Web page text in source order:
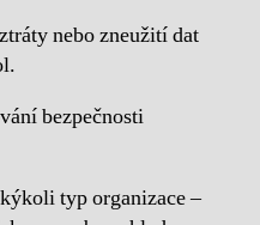
nebo zneužití dat
bezpečnosti
typ organizace –